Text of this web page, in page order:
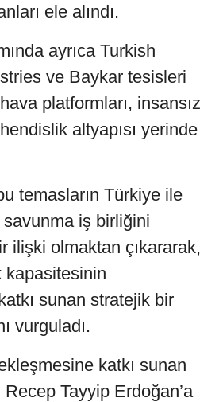
ele alındı.
ayrıca Turkish
ve Baykar tesisleri
platformları, insansız
altyapısı yerinde
temasların Türkiye ile
savunma iş birliğini
ilişki olmaktan çıkararak,
kapasitesinin
sunan stratejik bir
vurguladı.
katkı sunan
Tayyip Erdoğan’a